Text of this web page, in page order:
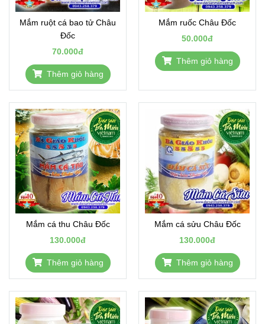
Mắm ruột cá bao tử Châu
Đốc
70.000đ
Thêm giỏ hàng
Mắm ruốc Châu Đốc
50.000đ
Thêm giỏ hàng
Mắm cá thu Châu Đốc
130.000đ
Thêm giỏ hàng
Mắm cá sửu Châu Đốc
130.000đ
Thêm giỏ hàng